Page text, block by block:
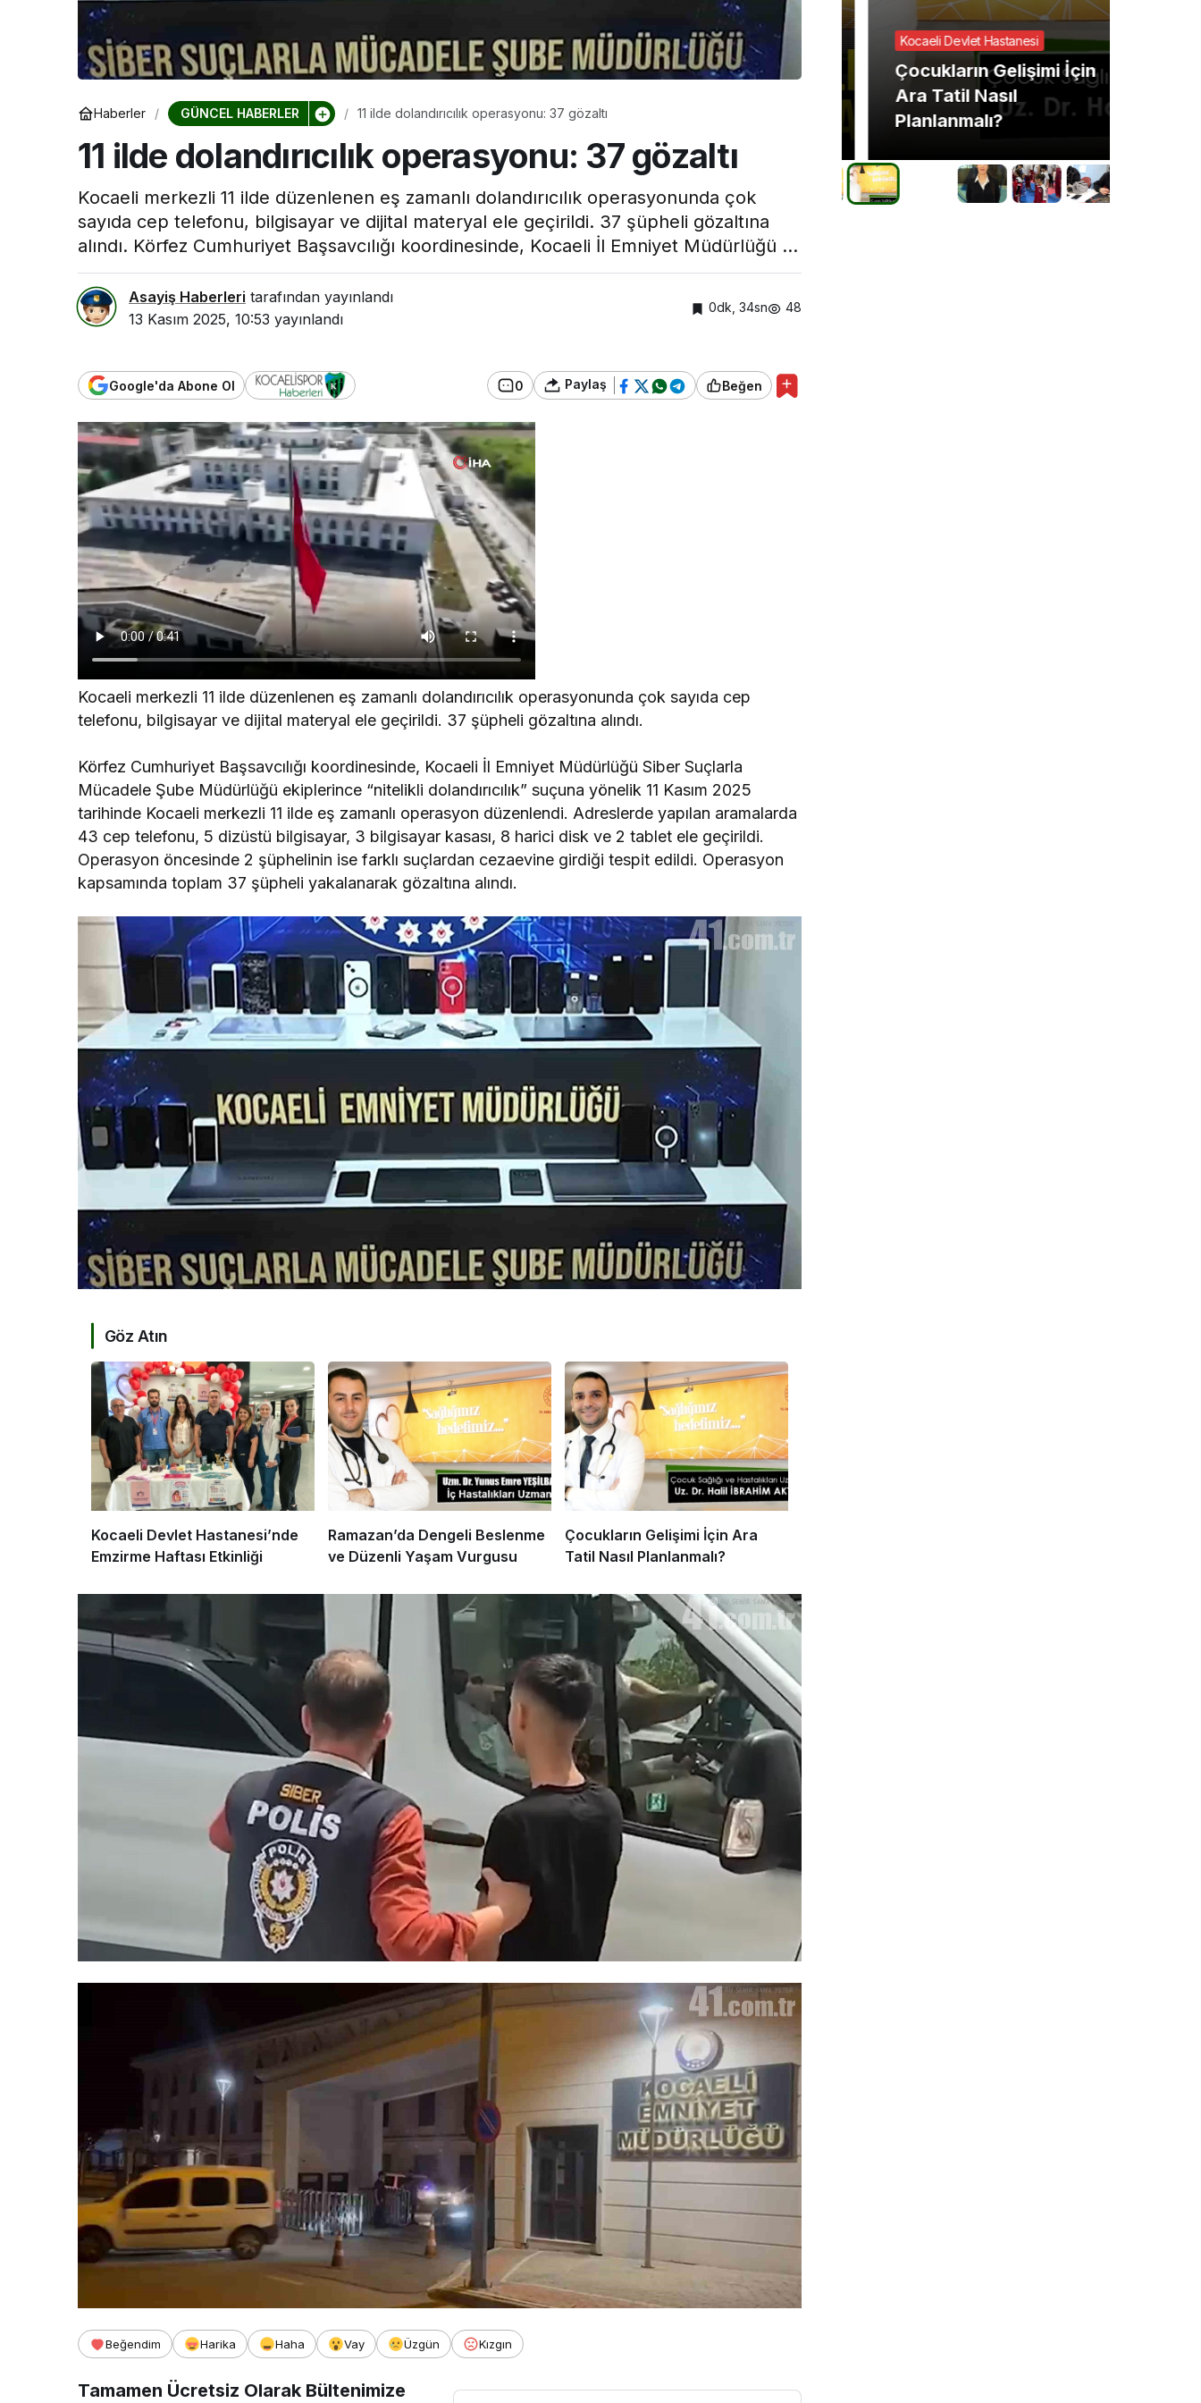
Haberler GÜNCEL HABERLER 11 ilde dolandırıcılık operasyonu: 37 gözaltı
11 ilde dolandırıcılık operasyonu: 37 gözaltı
Kocaeli merkezli 11 ilde düzenlenen eş zamanlı dolandırıcılık operasyonunda çok
sayıda cep telefonu, bilgisayar ve dijital materyal ele geçirildi. 37 şüpheli gözaltına
alındı. Körfez Cumhuriyet Başsavcılığı koordinesinde, Kocaeli İl Emniyet Müdürlüğü ...
Asayiş Haberleri tarafından yayınlandı
13 Kasım 2025, 10:53 yayınlandı
0dk, 34sn 48
Google'da Abone Ol 0 Paylaş Beğen
Kocaeli merkezli 11 ilde düzenlenen eş zamanlı dolandırıcılık operasyonunda çok sayıda cep
telefonu, bilgisayar ve dijital materyal ele geçirildi. 37 şüpheli gözaltına alındı.
Körfez Cumhuriyet Başsavcılığı koordinesinde, Kocaeli İl Emniyet Müdürlüğü Siber Suçlarla
Mücadele Şube Müdürlüğü ekiplerince “nitelikli dolandırıcılık” suçuna yönelik 11 Kasım 2025
tarihinde Kocaeli merkezli 11 ilde eş zamanlı operasyon düzenlendi. Adreslerde yapılan aramalarda
43 cep telefonu, 5 dizüstü bilgisayar, 3 bilgisayar kasası, 8 harici disk ve 2 tablet ele geçirildi.
Operasyon öncesinde 2 şüphelinin ise farklı suçlardan cezaevine girdiği tespit edildi. Operasyon
kapsamında toplam 37 şüpheli yakalanarak gözaltına alındı.
Göz Atın
Kocaeli Devlet Hastanesi’nde
Emzirme Haftası Etkinliği
Ramazan’da Dengeli Beslenme
ve Düzenli Yaşam Vurgusu
Çocukların Gelişimi İçin Ara
Tatil Nasıl Planlanmalı?
Beğendim Harika Haha Vay Üzgün Kızgın
Tamamen Ücretsiz Olarak Bültenimize
Kocaeli Devlet Hastanesi
Kocaeli Devlet
Hastanesi’nde Emzirme
Haftası Etkinliği
Kocaeli Devlet Hastanesi
Ramazan’da Dengeli
Yaşam Vurgusu
Kocaeli Devlet Hastanesi
Çocukların Gelişimi İçin
Ara Tatil Nasıl
Planlanmalı?